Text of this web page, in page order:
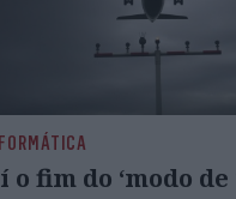
o fim do ‘modo de